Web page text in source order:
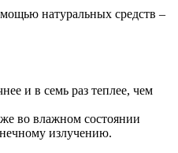
натуральных средств –
и в семь раз теплее, чем
во влажном состоянии
излучению.